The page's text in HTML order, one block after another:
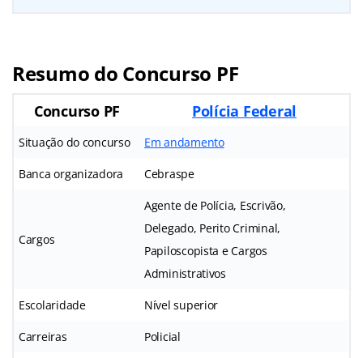
Resumo do Concurso PF
Concurso PF Polícia Federal
Situação do concurso Em andamento
Banca organizadora Cebraspe
Cargos
Agente de Polícia, Escrivão,
Delegado, Perito Criminal,
Papiloscopista e Cargos
Administrativos
Escolaridade Nível superior
Carreiras Policial